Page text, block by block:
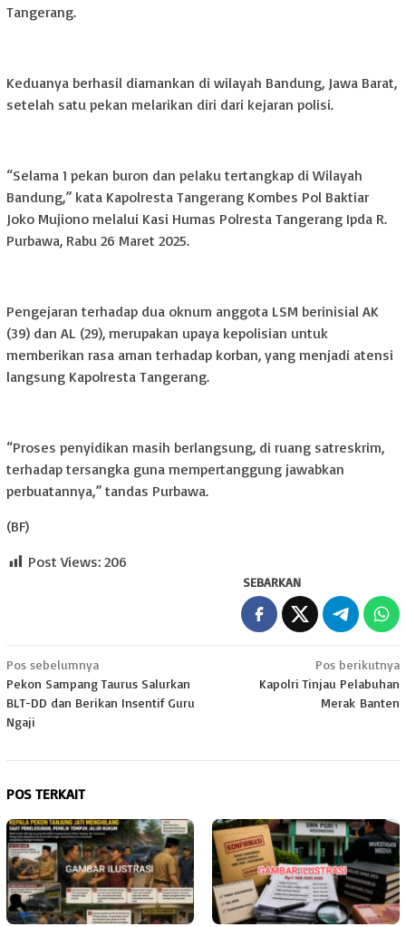
Tangerang.
Keduanya berhasil diamankan di wilayah Bandung, Jawa Barat,
setelah satu pekan melarikan diri dari kejaran polisi.
“Selama 1 pekan buron dan pelaku tertangkap di Wilayah
Bandung,” kata Kapolresta Tangerang Kombes Pol Baktiar
Joko Mujiono melalui Kasi Humas Polresta Tangerang Ipda R.
Purbawa, Rabu 26 Maret 2025.
Pengejaran terhadap dua oknum anggota LSM berinisial AK
(39) dan AL (29), merupakan upaya kepolisian untuk
memberikan rasa aman terhadap korban, yang menjadi atensi
langsung Kapolresta Tangerang.
“Proses penyidikan masih berlangsung, di ruang satreskrim,
terhadap tersangka guna mempertanggung jawabkan
perbuatannya,” tandas Purbawa.
(BF)
Post Views: 206
SEBARKAN
Navigasi
pos
Pos sebelumnya
Pekon Sampang Taurus Salurkan
BLT-DD dan Berikan Insentif Guru
Ngaji
Pos berikutnya
Kapolri Tinjau Pelabuhan
Merak Banten
POS TERKAIT